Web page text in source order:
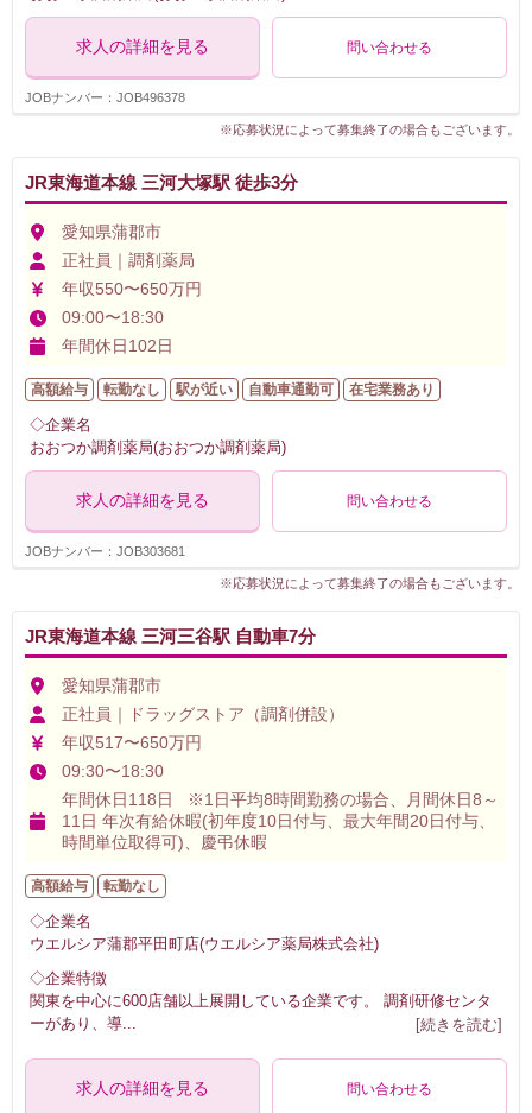
求人の詳細を見る 問い合わせる
JOBナンバー：JOB496378
※応募状況によって募集終了の場合もございます。
JR東海道本線 三河大塚駅 徒歩3分
愛知県蒲郡市
正社員｜調剤薬局
年収550〜650万円
09:00〜18:30
年間休日102日
高額給与 転勤なし 駅が近い 自動車通勤可 在宅業務あり
◇企業名
おおつか調剤薬局(おおつか調剤薬局)
求人の詳細を見る 問い合わせる
JOBナンバー：JOB303681
※応募状況によって募集終了の場合もございます。
JR東海道本線 三河三谷駅 自動車7分
愛知県蒲郡市
正社員｜ドラッグストア（調剤併設）
年収517〜650万円
09:30〜18:30
年間休日118日 ※1日平均8時間勤務の場合、月間休日8～
11日 年次有給休暇(初年度10日付与、最大年間20日付与、
時間単位取得可)、慶弔休暇
高額給与 転勤なし
◇企業名
ウエルシア蒲郡平田町店(ウエルシア薬局株式会社)
◇企業特徴
関東を中心に600店舗以上展開している企業です。 調剤研修センタ
ーがあり、導... [続きを読む]
求人の詳細を見る 問い合わせる